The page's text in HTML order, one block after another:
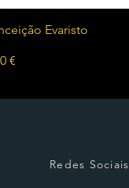
Evaristo
promocional
€
Redes Sociais